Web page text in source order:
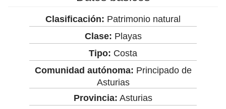
Clasificación: Patrimonio natural
Clase: Playas
Tipo: Costa
Comunidad autónoma: Principado de
Asturias
Provincia: Asturias